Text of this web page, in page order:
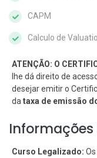
CAPM
Calculo de
ATENÇÃO: O
lhe dá direito de
desejar emitir o
da taxa de emissão
Curso Legalizado: